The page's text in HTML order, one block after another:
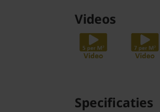
Videos
Specificaties